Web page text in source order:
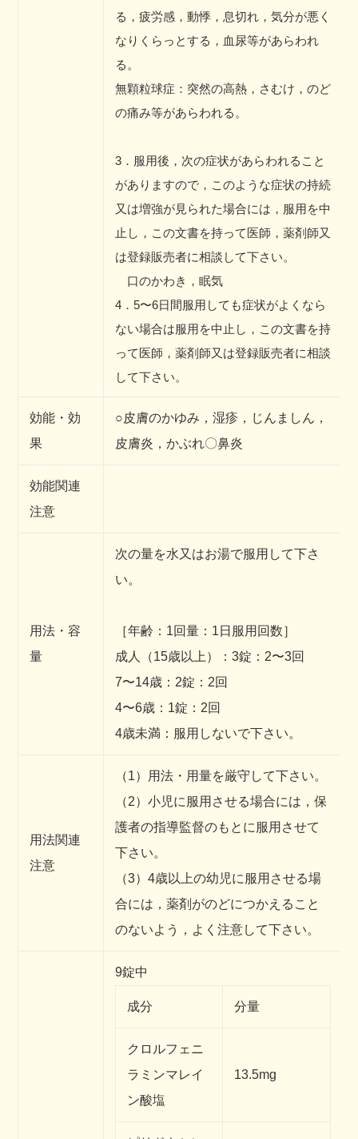
る，疲労感，動悸，息切れ，気分が悪く
なりくらっとする，血尿等があらわれ
る。
無顆粒球症：突然の高熱，さむけ，のど
の痛み等があらわれる。
3．服用後，次の症状があらわれること
がありますので，このような症状の持続
又は増強が見られた場合には，服用を中
止し，この文書を持って医師，薬剤師又
は登録販売者に相談して下さい。
口のかわき，眠気
4．5〜6日間服用しても症状がよくなら
ない場合は服用を中止し，この文書を持
って医師，薬剤師又は登録販売者に相談
して下さい。
効能・効
果
○皮膚のかゆみ，湿疹，じんましん，
皮膚炎，かぶれ〇鼻炎
効能関連
注意
用法・容
量
次の量を水又はお湯で服用して下さ
い。
［年齢：1回量：1日服用回数］
成人（15歳以上）：3錠：2〜3回
7〜14歳：2錠：2回
4〜6歳：1錠：2回
4歳未満：服用しないで下さい。
用法関連
注意
（1）用法・用量を厳守して下さい。
（2）小児に服用させる場合には，保
護者の指導監督のもとに服用させて
下さい。
（3）4歳以上の幼児に服用させる場
合には，薬剤がのどにつかえること
のないよう，よく注意して下さい。
9錠中
成分 分量
クロルフェニ
ラミンマレイ
ン酸塩
13.5mg